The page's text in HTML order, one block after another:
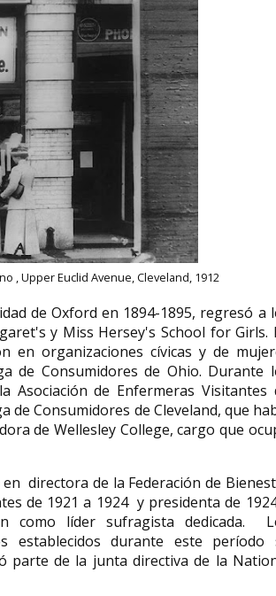
, Upper Euclid Avenue, Cleveland, 1912
de Oxford en 1894-1895, regresó a
y Miss Hersey's School for Girls.
en organizaciones cívicas y de
de Consumidores de Ohio. Durante
de Enfermeras Visitantes
de Consumidores de Cleveland, que
de Wellesley College, cargo que
directora de la Federación de
de 1921 a 1924 y presidenta de
como líder sufragista dedicada.
establecidos durante este período
de la junta directiva de la